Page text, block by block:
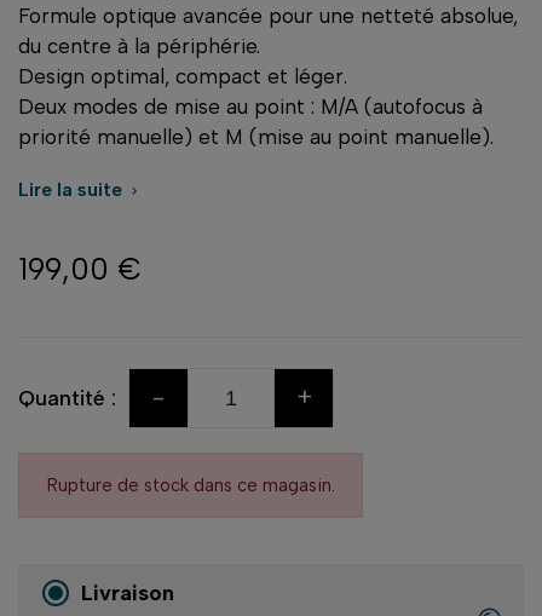
Formule optique avancée pour une netteté absolue,
du centre à la périphérie.
Design optimal, compact et léger.
Deux modes de mise au point : M/A (autofocus à
priorité manuelle) et M (mise au point manuelle).
Lire la suite 
199,00 €
Quantité : - +
Rupture de stock dans ce magasin.
Livraison